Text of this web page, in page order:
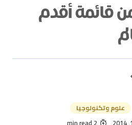
قائمة أقدم
علوم وتكنولوجيا